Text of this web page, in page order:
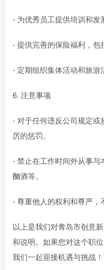
- 为优秀员工提供培训和发
- 提供完善的保险福利，包
- 定期组织集体活动和旅游
6. 注意事项
- 对于任何违反公司规定
厉的惩罚。
- 禁止在工作时间外从事与
酗酒等。
- 尊重他人的权利和尊严，
以上是我们对青岛市创意
和说明。如果您对这个职
我们一起迎接机遇与挑战！